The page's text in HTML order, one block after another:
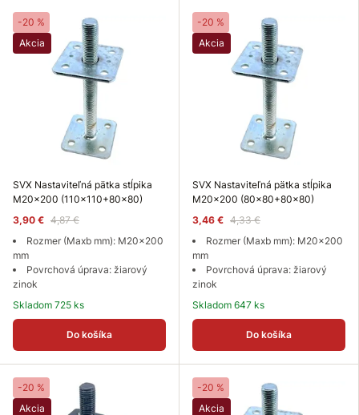
-20 %
Akcia
SVX Nastaviteľná pätka stĺpika
M20x200 (110x110+80x80)
3,90 € 4,87 €
Rozmer (Maxb mm): M20x200
mm
Povrchová úprava: žiarový
zinok
Skladom 725 ks
Do košíka
-20 %
Akcia
SVX Nastaviteľná pätka stĺpika
M20x200 (80x80+80x80)
3,46 € 4,33 €
Rozmer (Maxb mm): M20x200
mm
Povrchová úprava: žiarový
zinok
Skladom 647 ks
Do košíka
-20 %
Akcia
-20 %
Akcia